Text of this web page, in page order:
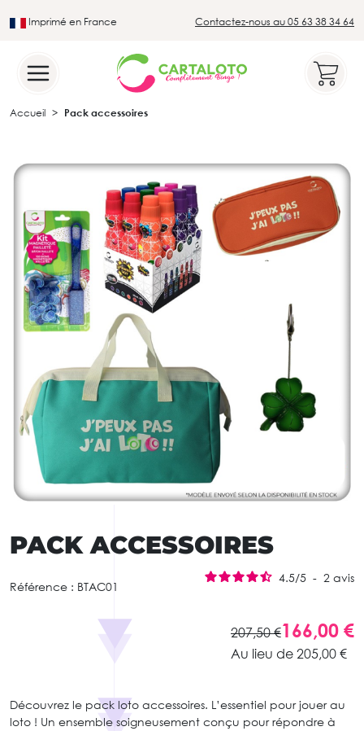
Imprimé en France Contactez-nous au 05 63 38 34 64
Accueil Pack accessoires
PACK ACCESSOIRES
Référence : BTAC01
4.5/5 - 2 avis
207,50 €166,00 €
Au lieu de 205,00 €
Découvrez le pack loto accessoires. L’essentiel pour jouer au
loto ! Un ensemble soigneusement conçu pour répondre à